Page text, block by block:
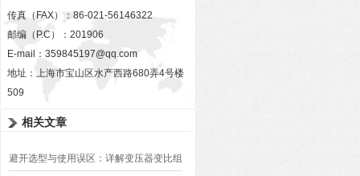
传真（FAX）：86-021-56146322
邮编（P.C）：201906
E-mail： 359845197@qq.com
地址：上海市宝山区水产西路680弄4号楼
509
相关文章
避开选型与使用误区：详解变压器变比组